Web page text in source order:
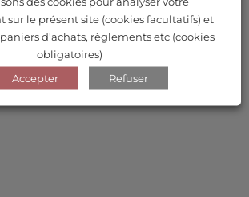
sur le présent site (cookies facultatifs) et
d'achats, règlements etc (cookies
obligatoires)
Accepter
Refuser